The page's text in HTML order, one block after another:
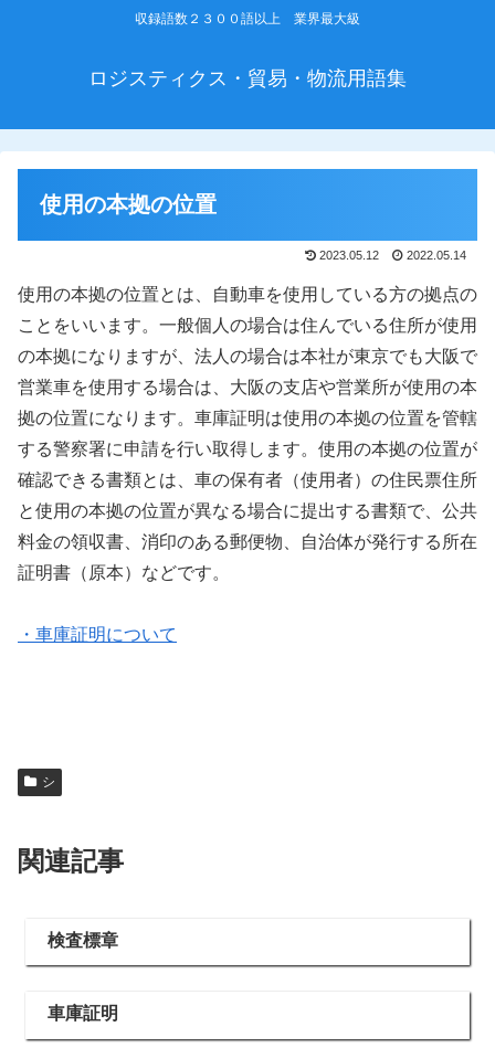
収録語数２３００語以上 業界最大級
ロジスティクス・貿易・物流用語集
使用の本拠の位置
2023.05.12 2022.05.14
使用の本拠の位置とは、自動車を使用している方の拠点の
ことをいいます。一般個人の場合は住んでいる住所が使用
の本拠になりますが、法人の場合は本社が東京でも大阪で
営業車を使用する場合は、大阪の支店や営業所が使用の本
拠の位置になります。車庫証明は使用の本拠の位置を管轄
する警察署に申請を行い取得します。使用の本拠の位置が
確認できる書類とは、車の保有者（使用者）の住民票住所
と使用の本拠の位置が異なる場合に提出する書類で、公共
料金の領収書、消印のある郵便物、自治体が発行する所在
証明書（原本）などです。
・車庫証明について
シ
関連記事
検査標章
車庫証明